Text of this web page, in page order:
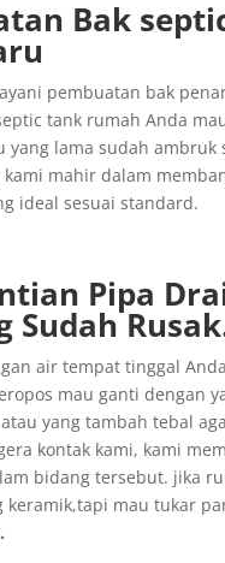
Bak
pembuatan bak
tank rumah Anda
yang lama sudah ambruk
kami mahir dalam
ideal sesuai standard.
Pipa
Sudah Rusak
air tempat tinggal Anda
mau ganti dengan
yang tambah tebal
kontak kami, kami
bidang tersebut. jika
keramik,tapi mau tukar
.